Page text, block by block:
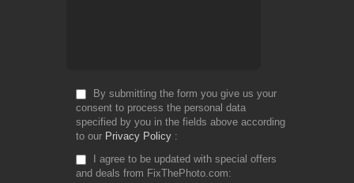
By submitting the form you give us your
consent to process the personal data
specified by you in the fields above according
to our Privacy Policy
I agree to be updated with special offers
and deals from FixThePhoto.com